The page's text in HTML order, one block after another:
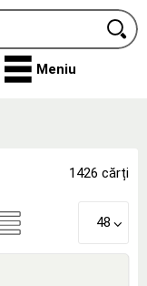
Meniu
1426 cărți
48